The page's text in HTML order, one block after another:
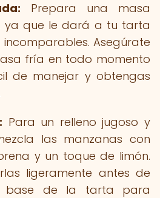
Prepara una masa
ya que le dará a tu tarta
Asegúrate
fría en todo momento
de manejar y obtengas
Para un relleno jugoso y
las manzanas con
y un toque de limón.
ligeramente antes de
base de la tarta para